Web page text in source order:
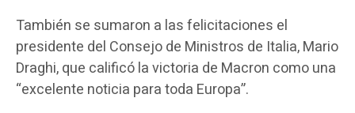
También se sumaron a las felicitaciones el
presidente del Consejo de Ministros de Italia, Mario
Draghi, que calificó la victoria de Macron como una
“excelente noticia para toda Europa”.